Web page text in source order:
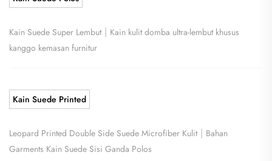
Kain Suede Super Lembut | Kain kulit domba ultra-lembut khusus
kanggo kemasan furnitur
Kain Suede Printed
Leopard Printed Double Side Suede Microfiber Kulit | Bahan
Garments Kain Suede Sisi Ganda Polos